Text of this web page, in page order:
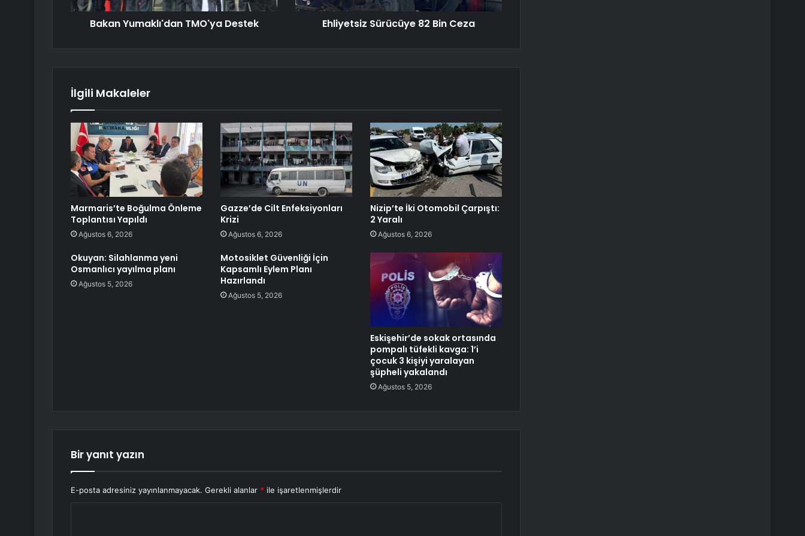
Bakan Yumaklı'dan TMO'ya Destek Ehliyetsiz Sürücüye 82 Bin Ceza
İlgili Makaleler
Marmaris’te Boğulma Önleme
Toplantısı Yapıldı
Ağustos 6, 2026
Gazze’de Cilt Enfeksiyonları
Krizi
Ağustos 6, 2026
Nizip’te İki Otomobil Çarpıştı:
2 Yaralı
Ağustos 6, 2026
Okuyan: Silahlanma yeni
Osmanlıcı yayılma planı
Ağustos 5, 2026
Motosiklet Güvenliği İçin
Kapsamlı Eylem Planı
Hazırlandı
Ağustos 5, 2026
Eskişehir’de sokak ortasında
pompalı tüfekli kavga: 1’i
çocuk 3 kişiyi yaralayan
şüpheli yakalandı
Ağustos 5, 2026
Bir yanıt yazın
E-posta adresiniz yayınlanmayacak. Gerekli alanlar * ile işaretlenmişlerdir